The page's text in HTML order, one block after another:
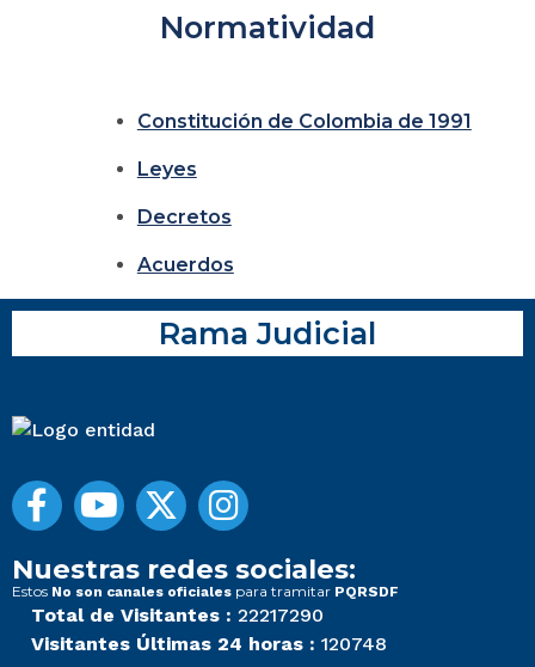
Normatividad
Constitución de Colombia de 1991
Leyes
Decretos
Acuerdos
Rama Judicial
Nuestras redes sociales:
Estos No son canales oficiales para tramitar PQRSDF
Total de Visitantes : 22217290
Visitantes Últimas 24 horas : 120748